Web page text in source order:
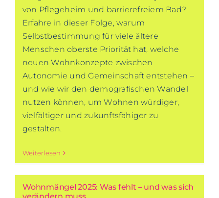
von Pflegeheim und barrierefreiem Bad?
Erfahre in dieser Folge, warum
Selbstbestimmung für viele ältere
Menschen oberste Priorität hat, welche
neuen Wohnkonzepte zwischen
Autonomie und Gemeinschaft entstehen –
und wie wir den demografischen Wandel
nutzen können, um Wohnen würdiger,
vielfältiger und zukunftsfähiger zu
gestalten.
Weiterlesen
Wohnmängel 2025: Was fehlt – und was sich
verändern muss